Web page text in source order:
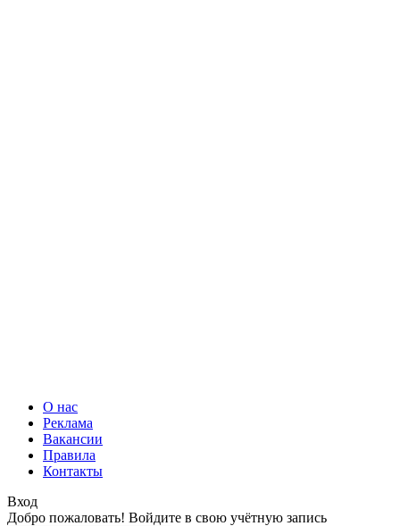
О нас
Реклама
Вакансии
Правила
Контакты
Вход
Добро пожаловать! Войдите в свою учётную запись